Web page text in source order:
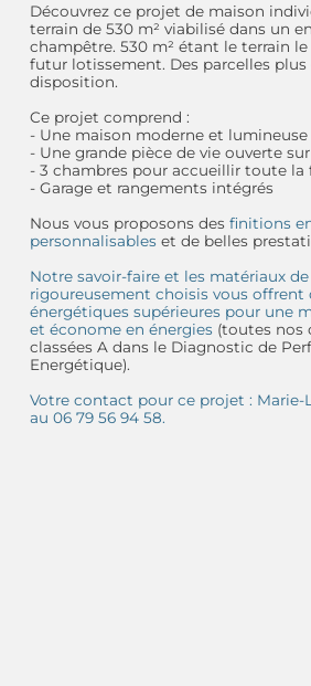
Découvrez ce projet de maison
terrain de 530 m² viabilisé dans un
champêtre. 530 m² étant le terrain
futur lotissement. Des parcelles plus
disposition.
Ce projet comprend :
- Une maison moderne et lumineuse
- Une grande pièce de vie ouverte
- 3 chambres pour accueillir toute la
- Garage et rangements intégrés
Nous vous proposons desfinitions
personnalisables et de belles
Notre savoir-faire et les matériaux
rigoureusement choisis vous offrent
énergétiques supérieures pour une
et économe en énergies (toutes nos
classées A dans le Diagnostic de
Energétique).
Votre contact pour ce projet : Marie-
au 06 79 56 94 58.